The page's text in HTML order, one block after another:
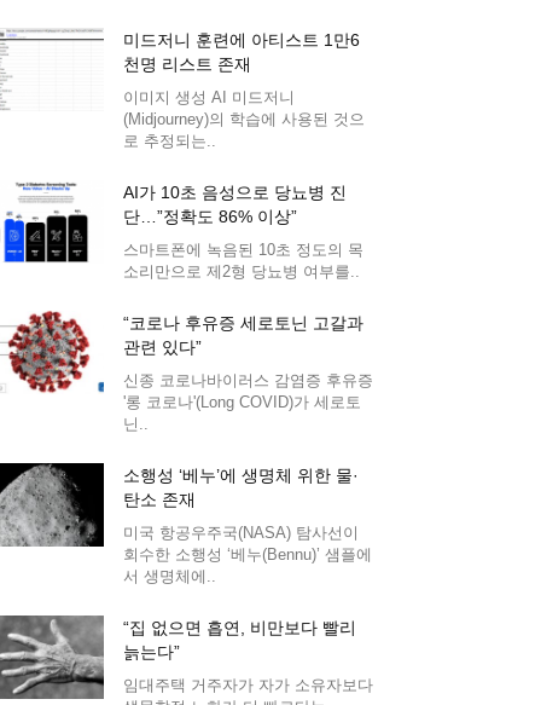
미드저니 훈련에 아티스트 1만6
천명 리스트 존재
이미지 생성 AI 미드저니
(Midjourney)의 학습에 사용된 것으
로 추정되는..
AI가 10초 음성으로 당뇨병 진
단…”정확도 86% 이상”
스마트폰에 녹음된 10초 정도의 목
소리만으로 제2형 당뇨병 여부를..
“코로나 후유증 세로토닌 고갈과
관련 있다”
신종 코로나바이러스 감염증 후유증
'롱 코로나'(Long COVID)가 세로토
닌..
소행성 ‘베누’에 생명체 위한 물·
탄소 존재
미국 항공우주국(NASA) 탐사선이
회수한 소행성 ‘베누(Bennu)’ 샘플에
서 생명체에..
“집 없으면 흡연, 비만보다 빨리
늙는다”
임대주택 거주자가 자가 소유자보다